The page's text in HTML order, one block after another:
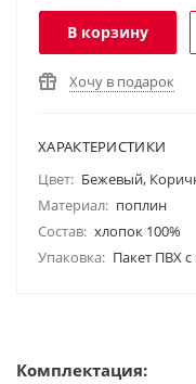
В корзину
Хочу в подарок
ХАРАКТЕРИСТИКИ
Цвет: Бежевый,
Материал: поплин
Состав: хлопок 100%
Упаковка: Пакет ПВХ
Комплектация: